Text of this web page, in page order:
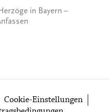
in Bayern –
Cookie-Einstellungen